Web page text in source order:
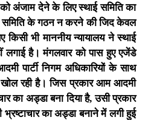
अंजाम देने के लिए स्थाई समिति का
समिति के गठन न करने की जिद केवल
किसी भी माननीय न्यायालय ने स्थाई
लगाई है। मंगलवार को पास हुए एजेंडे
पार्टी निगम अधिकारियों के साथ
रही है। जिस प्रकार आम आदमी
का अड्डा बना दिया है, उसी प्रकार
का अड्डा बनाने में लगी हुई